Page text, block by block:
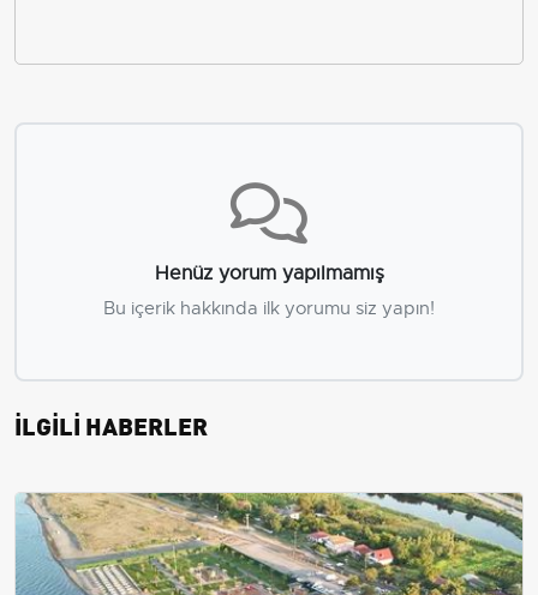
Henüz yorum yapılmamış
Bu içerik hakkında ilk yorumu siz yapın!
İLGİLİ HABERLER